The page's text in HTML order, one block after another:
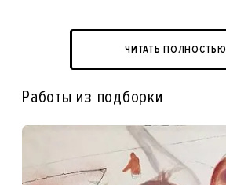
ЧИТАТЬ ПОЛНОСТЬЮ
Работы из подборки